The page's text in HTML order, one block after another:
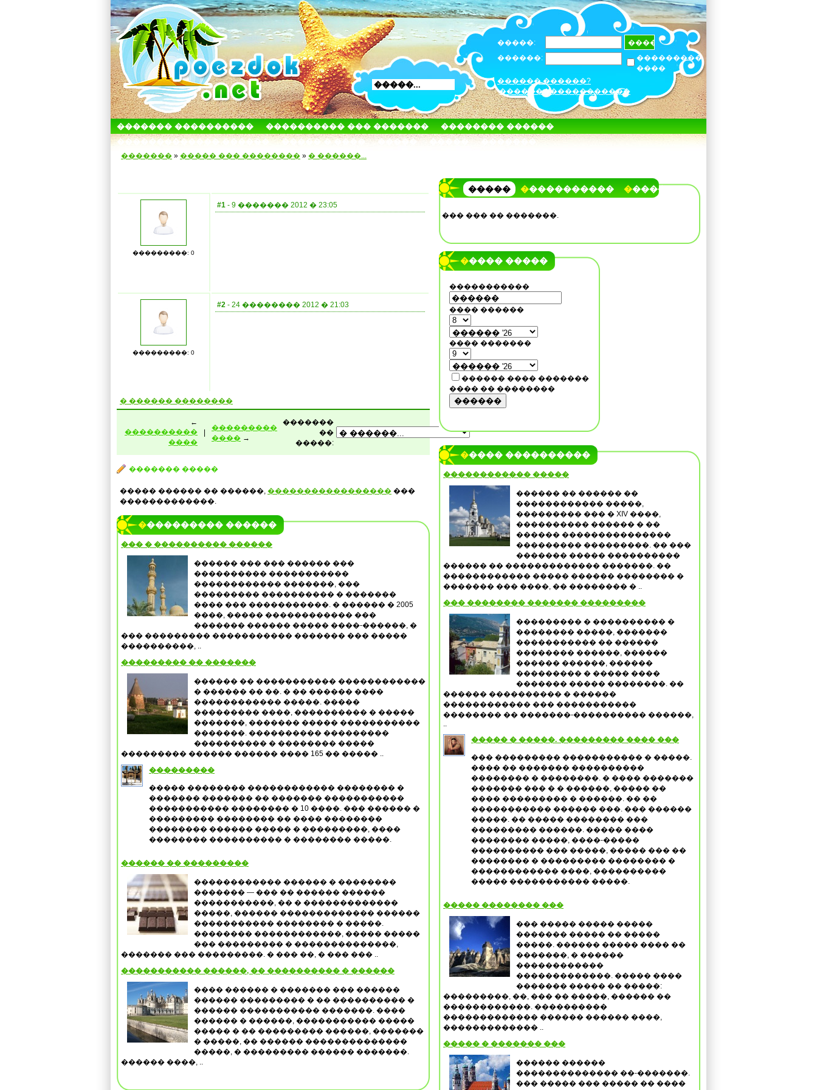
�����:
������:
���������
����
������ ������?
������������������
������� ���������� ���������� ��� �������
�������� ������
������������� ������
����� � ���� ����� ����� �������
������� » ����� ��� �������� » � ������...
���������: 0
#1 - 9 ������� 2012 � 23:05
���������: 0
#2 - 24 �������� 2012 � 21:03
� ������ ��������
←
����������
����
���������
���� →
�������
��
�����:
������� �����
����� ������ �� ������, ����������������� ���
�������������.
���������� ������
��� � ���������� ������
������ ��� ��� ������ ���
���������� �����������
������������ �������, ���
��������� ���������� � �������
���� ��� �����������. � ������ � 2005
����, ����� ������������ ���
������� ������ ����� ����-������, �
��� ��������� ����������� ������� ��� �����
����������, ..
��������� �� �������
������ �� ����������� ������������
� ������ �� ��. � �� ������ ����
������������ �����. �����
��������� ����, ���������� � �����
�������, ������� ����� �����������
�������. ���������� ���������
���������� � �������� �����
��������� ������ ������ ���� 165 �� ����� ..
���������
����� �������� ������������ �������� �
������� ������� �� ������� �����������
����������� �������� � 10 ����. ��� ������ �
��������� �������� �� ���� ��������
�������� ������ ����� � ���������, ����
�������� ���������� � �������� �����.
������ �� ���������
������������ ������ � ��������
������� — ��� �� ������ ������
�����������, �� � �������������
�����, ������ ������������� ������
����������� �������� � �����.
�������� ������������, ����� �����
��� ��������� � ��������������,
������� ��� ���������. � ��� ��, � ��� ��� ..
����������� ������, �� ���������� � ������
���� ������ � ������� ��� ������
������ ��������� � �� ���������� �
������ ����������� �������. ����
������ � ������, ����������� �����
����� � �� ��������� ������, �������
� �����, �� ������ ��������������
�����, � ��������� ������ �������.
������ ����, ..
����� ����������� �����
��� ��� �� �������.
����� �����
�����������
���� ������
���� �������
������ ���� �������
���� �� ��������
������
����� ����������
������������ �����
������ �� ������ ��
������������ �����,
��������� ��� � XIV ����,
���������� ������ � ��
������ ���������������
��������� ���������. �� ���
������� ����� ����������
������ �� ������������� �������. ��
������������ ����� ������ �������� �
������� ��� ����, �� �������� � ..
��� �������� ������� ���������
��������� � ���������� �
�������� �����, �������
����������� �� ������
�������� ������, ������
������ ������, ������
��������� � ����� ����
������� ����� ��������. ��
������ ���������� � ������
������������ ��� �����������
�������� �� �������-���������� ������,
..
����� � �����. ��������� ���� ���
��� ��������� ����������� � �����.
���� �� ������� ����������
�������� � ��������. � ���� �������
������� ��� � � ������, ����� ��
���� ��������� � ������. �� ��
����������� ������ ���. ��� ������
�����. �� ����� �������� ���
��������� ������. ����� ����
�������� �����, ����-�����
���������� ��� �����, ����� ��� ��
�������� � ��������� �������� �
������������ ����, ����������
����� ����������� �����.
����� �������� ���
��� ����� ����� �����
������� ����� �� �����
�����. ������ ����� ���� ��
�������, � ������
������������
�������������. ����� ����
������� ����� �� �����:
���������, ��, ��� �� �����, ������ ��
������������. ����������
������������� ������ ������ ����,
������������� ..
����� � ������� ���
������ ������
�������������� ��-�������.
��� ����� ��� ����� �� ����